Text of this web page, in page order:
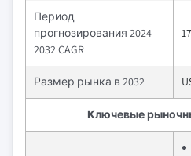
Период
прогнозирования 2024 -
2032 CAGR
Размер рынка в 2032
Ключевые